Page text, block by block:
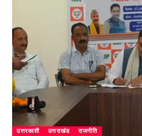
उत्तरकाशी उत्तराखंड राजनीति